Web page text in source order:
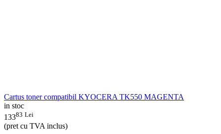
Cartus toner compatibil KYOCERA TK550 MAGENTA
in stoc
13383 Lei
(pret cu TVA inclus)